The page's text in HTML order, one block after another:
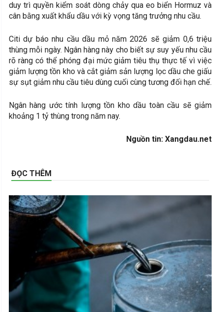
duy trì quyền kiểm soát dòng chảy qua eo biển Hormuz và
cân bằng xuất khẩu dầu với kỳ vọng tăng trưởng nhu cầu.
Citi dự báo nhu cầu dầu mỏ năm 2026 sẽ giảm 0,6 triệu
thùng mỗi ngày. Ngân hàng này cho biết sự suy yếu nhu cầu
rõ ràng có thể phóng đại mức giảm tiêu thụ thực tế vì việc
giảm lượng tồn kho và cắt giảm sản lượng lọc dầu che giấu
sự sụt giảm nhu cầu tiêu dùng cuối cùng tương đối hạn chế.
Ngân hàng ước tính lượng tồn kho dầu toàn cầu sẽ giảm
khoảng 1 tỷ thùng trong năm nay.
Nguồn tin: Xangdau.net
ĐỌC THÊM